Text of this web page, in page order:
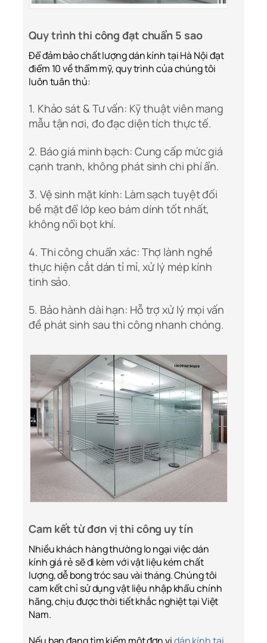
Quy trình thi công đạt chuẩn 5 sao
Để đảm bảo chất lượng dán kính tại Hà Nội đạt
điểm 10 về thẩm mỹ, quy trình của chúng tôi
luôn tuân thủ:
1. Khảo sát & Tư vấn: Kỹ thuật viên mang
mẫu tận nơi, đo đạc diện tích thực tế.
2. Báo giá minh bạch: Cung cấp mức giá
cạnh tranh, không phát sinh chi phí ẩn.
3. Vệ sinh mặt kính: Làm sạch tuyệt đối
bề mặt để lớp keo bám dính tốt nhất,
không nổi bọt khí.
4. Thi công chuẩn xác: Thợ lành nghề
thực hiện cắt dán tỉ mỉ, xử lý mép kính
tinh sảo.
5. Bảo hành dài hạn: Hỗ trợ xử lý mọi vấn
đề phát sinh sau thi công nhanh chóng.
Cam kết từ đơn vị thi công uy tín
Nhiều khách hàng thường lo ngại việc dán
kính giá rẻ sẽ đi kèm với vật liệu kém chất
lượng, dễ bong tróc sau vài tháng. Chúng tôi
cam kết chỉ sử dụng vật liệu nhập khẩu chính
hãng, chịu được thời tiết khắc nghiệt tại Việt
Nam.